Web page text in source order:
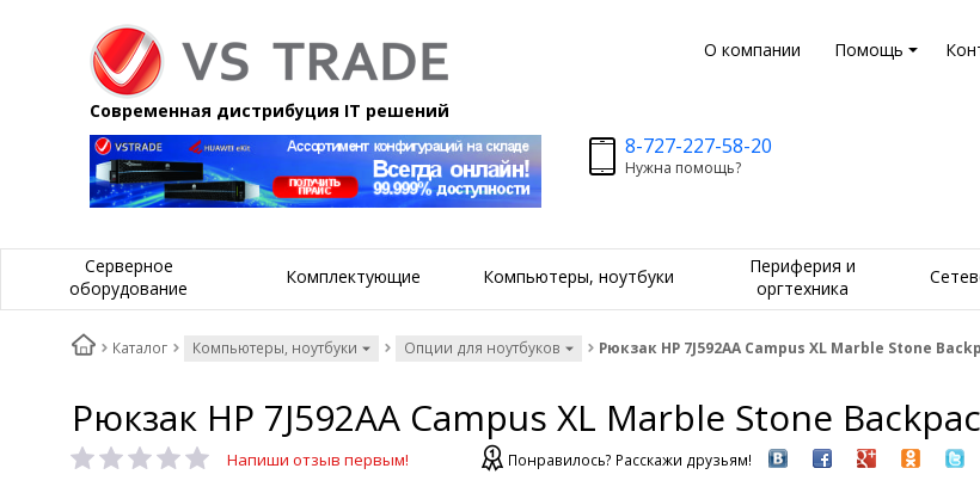
О компании Помощь
Современная дистрибуция IT решений
8-727-227-58-20
Нужна помощь?
Серверное
оборудование
Комплектующие Компьютеры, ноутбуки
Периферия и
оргтехника
Каталог Компьютеры, ноутбуки Опции для ноутбуков Рюкзак HP 7J592AA Campus XL Marble Stone
Рюкзак HP 7J592AA Campus XL Marble Stone
Напиши отзыв первым! Понравилось? Расскажи друзьям!